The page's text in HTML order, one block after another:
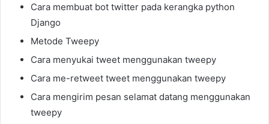
Cara membuat bot twitter pada kerangka python
Django
Metode Tweepy
Cara menyukai tweet menggunakan tweepy
Cara me-retweet tweet menggunakan tweepy
Cara mengirim pesan selamat datang menggunakan
tweepy